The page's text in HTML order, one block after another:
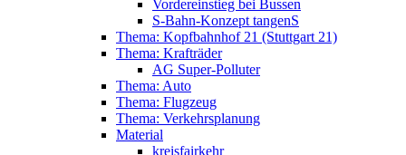
Vordereinstieg bei Bussen
S-Bahn-Konzept tangenS
Thema: Kopfbahnhof 21 (Stuttgart 21)
Thema: Krafträder
AG Super-Polluter
Thema: Auto
Thema: Flugzeug
Thema: Verkehrsplanung
Material
kreisfairkehr